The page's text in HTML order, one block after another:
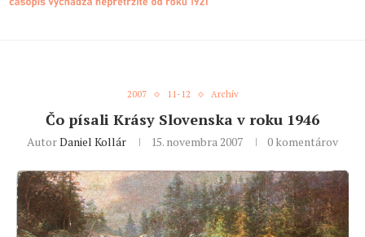
2007 11-12 Archív
Čo písali Krásy Slovenska v roku 1946
AutorDaniel Kollár 15. novembra 2007 0 komentárov